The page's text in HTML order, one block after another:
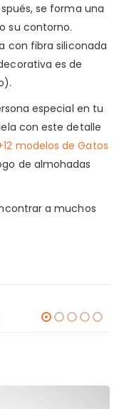
se forma una
su contorno.
con fibra siliconada
es de
especial en tu
con este detalle
modelos de Gatos
de almohadas
a muchos